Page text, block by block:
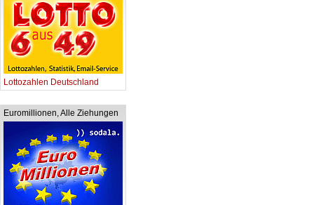
Lottozahlen Deutschland
Euromillionen, Alle Ziehungen